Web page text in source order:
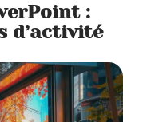
:
d’activité